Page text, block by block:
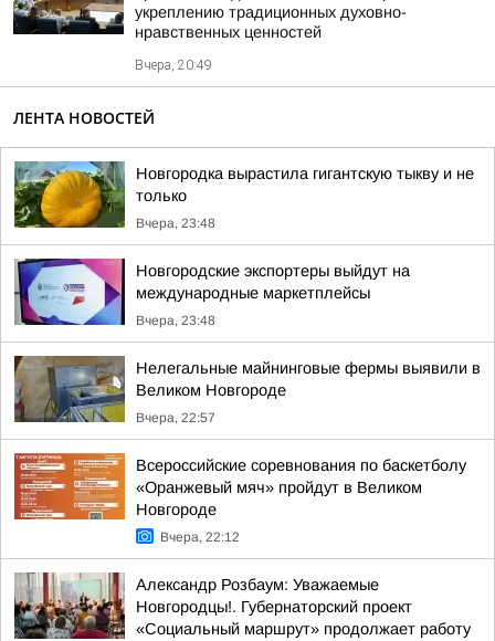
укреплению традиционных духовно-
нравственных ценностей
Вчера, 20:49
ЛЕНТА НОВОСТЕЙ
Новгородка вырастила гигантскую тыкву и не
только
Вчера, 23:48
Новгородские экспортеры выйдут на
международные маркетплейсы
Вчера, 23:48
Нелегальные майнинговые фермы выявили в
Великом Новгороде
Вчера, 22:57
Всероссийские соревнования по баскетболу
«Оранжевый мяч» пройдут в Великом
Новгороде
Вчера, 22:12
Александр Розбаум: Уважаемые
Новгородцы!. Губернаторский проект
«Социальный маршрут» продолжает работу